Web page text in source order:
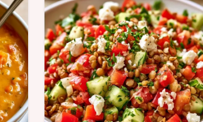
ausgewogen essen wollen.